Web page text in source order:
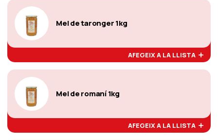
Mel de taronger 1kg
AFEGEIX A LA LLISTA
Mel de romaní 1kg
AFEGEIX A LA LLISTA